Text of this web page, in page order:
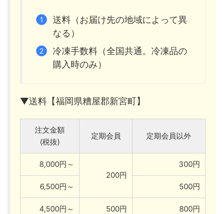
送料（お届け先の地域によって異
なる）
冷凍手数料（全国共通。冷凍品の
購入時のみ）
▼送料【福岡県糟屋郡新宮町】
注文金額
(税抜)
定期会員 定期会員以外
8,000円～
200円
300円
6,500円～ 500円
4,500円～ 500円 800円